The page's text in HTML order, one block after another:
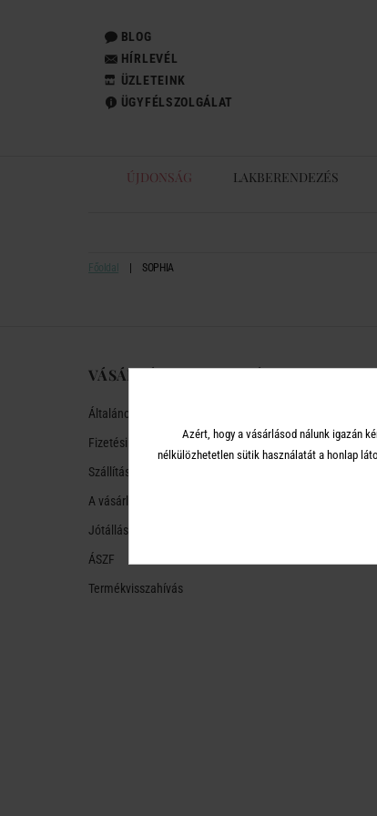
BLOG
HÍRLEVÉL
ÜZLETEINK
ÜGYFÉLSZOLGÁLAT
ÚJDONSÁG LAKBERENDEZÉS
Főoldal SOPHIA
VÁSÁRLÁSI TUDNIVALÓK
Általános tudnivalók
Fizetési módok
Szállítási módok és költségek
A vásárlástól való ellálás
Jótállás
ÁSZF
Termékvisszahívás
Azért, hogy a vásárlásod nálunk igazán
nélkülözhetetlen sütik használatát a honlap